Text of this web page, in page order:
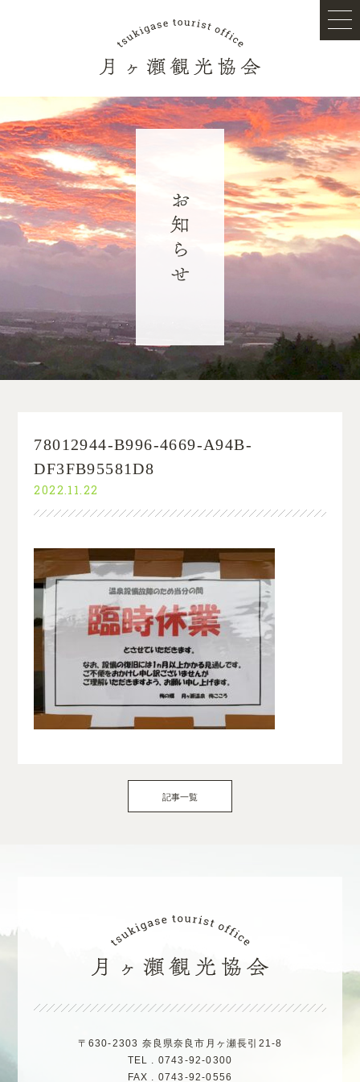
78012944-B996-4669-A94B-
DF3FB95581D8
2022.11.22
記事一覧
〒630-2303 奈良県奈良市月ヶ瀬長引21-8
TEL . 0743-92-0300
FAX . 0743-92-0556